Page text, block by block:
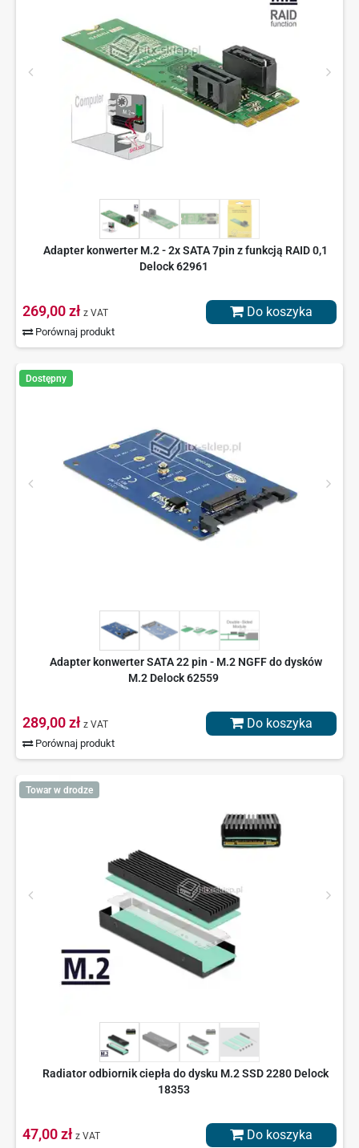
Adapter konwerter M.2 - 2x SATA 7pin z funkcją RAID 0,1
Delock 62961
269,00 zł z VAT
Porównaj produkt
Do koszyka
Dostępny
Adapter konwerter SATA 22 pin - M.2 NGFF do dysków
M.2 Delock 62559
289,00 zł z VAT
Porównaj produkt
Do koszyka
Towar w drodze
Radiator odbiornik ciepła do dysku M.2 SSD 2280 Delock
18353
47,00 zł z VAT Do koszyka